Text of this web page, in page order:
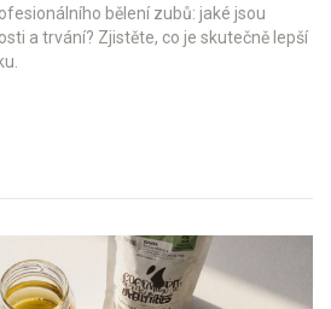
bělení zubů: jaké jsou
a trvání? Zjistěte, co je skutečně lepší